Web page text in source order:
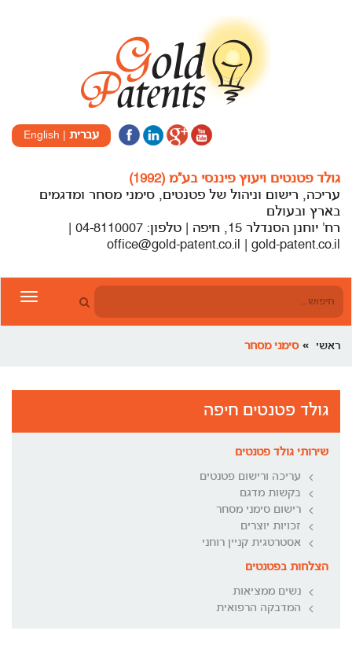
עברית English
גולד פטנטים ויעוץ פיננסי בע”מ (1992)
עריכה, רישום וניהול של פטנטים, סימני מסחר ומדגמים
בארץ ובעולם
office@gold-patent.co.il | gold-patent.co.il
ראשי סימני מסחר
גולד פטנטים חיפה
שירותי גולד פטנטים
עריכה ורישום פטנטים
בקשות מדגם
רישום סימני מסחר
זכויות יוצרים
אסטרטגית קניין רוחני
הצלחות בפטנטים
נשים ממציאות
המדבקה הרפואית